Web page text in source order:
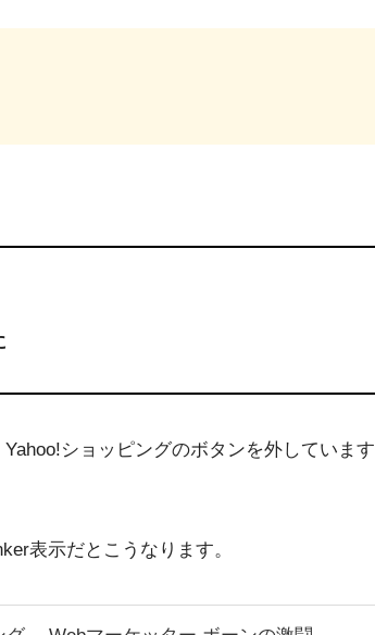
ショッピングのボタンを外しています
表示だとこうなります。